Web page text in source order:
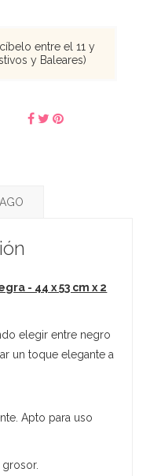
entre el 11 y
y Baleares)
- 44 x 53 cm x 2
elegir entre negro
un toque elegante a
Apto para uso